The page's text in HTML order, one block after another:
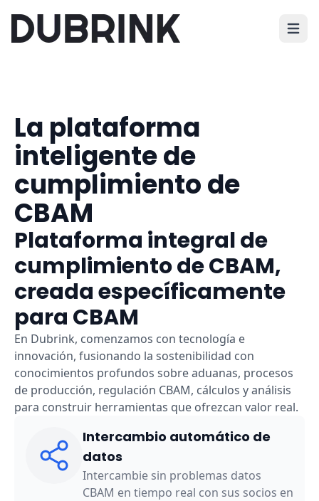
Abrir
La plataforma
inteligente de
cumplimiento de
CBAM
Plataforma integral de
cumplimiento de CBAM,
creada específicamente
para CBAM
En Dubrink, comenzamos con tecnología e
innovación, fusionando la sostenibilidad con
conocimientos profundos sobre aduanas, procesos
de producción, regulación CBAM, cálculos y análisis
para construir herramientas que ofrezcan valor real.
Intercambio automático de
datos
Intercambie sin problemas datos
CBAM en tiempo real con sus socios en